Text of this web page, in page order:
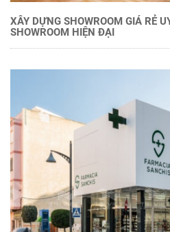
XÂY DỰNG SHOWROOM GIÁ RẺ
SHOWROOM HIỆN ĐẠI